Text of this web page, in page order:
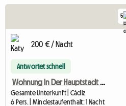
5
200 € / Nacht
Antwortet schnell
Wohnung In Der Hauptstadt Cádiz, 50 M Von Laya Victoria
Gesamte Unterkunft | Cádiz
6 Pers. | Mindestaufenthalt: 1 Nacht